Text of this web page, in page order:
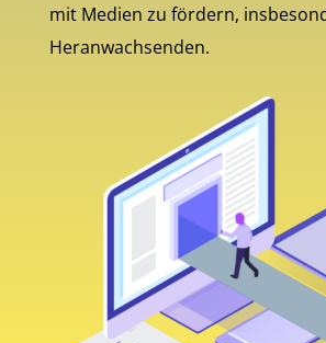
mit Medien zu fördern,
Heranwachsenden.